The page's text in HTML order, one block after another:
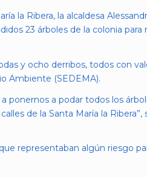
la Ribera, la alcaldesa
23 árboles de la colonia para
y ocho derribos, todos con
Ambiente (SEDEMA).
ponernos a podar todos los
de la Santa María la Ribera”,
representaban algún riesgo